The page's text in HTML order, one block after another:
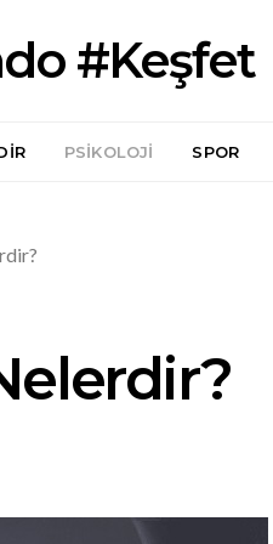
#Keşfet
PSIKOLOJI SPOR